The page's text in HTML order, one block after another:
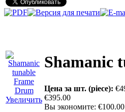
Увеличить
Shamanic
Цена за шт. (piece):
€395.00
Вы экономите: €100.00